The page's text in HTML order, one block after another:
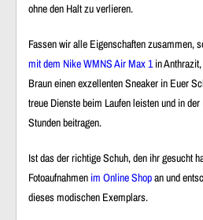
ohne den Halt zu verlieren.
Fassen wir alle Eigenschaften zusammen,
mit dem Nike WMNS Air Max 1in
Braun einen exzellenten Sneaker in Euer
treue Dienste beim Laufen leisten und in
Stunden beitragen.
Ist das der richtige Schuh, den ihr gesucht
Fotoaufnahmen im Online Shopan und
dieses modischen Exemplars.